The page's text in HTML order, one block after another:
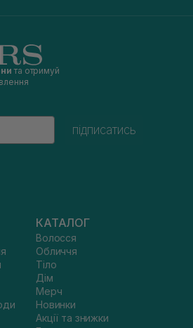
та отримуй
підписатись
КАТАЛОГ
Волосся
Обличчя
Тіло
Дім
Мерч
Новинки
Акції та знижки